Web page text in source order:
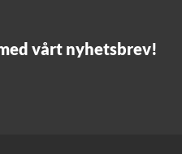
vårt nyhetsbrev!